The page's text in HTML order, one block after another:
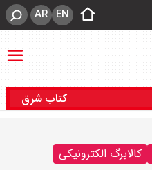
EN
AR
کتاب شرق
کالابرگ الکترونیکی